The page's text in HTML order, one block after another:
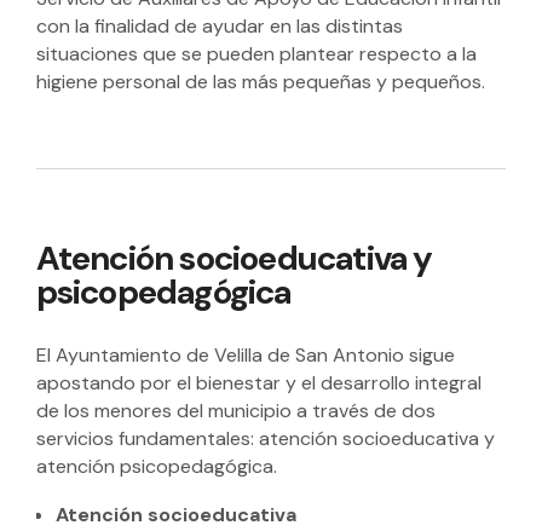
con la finalidad de ayudar en las distintas
situaciones que se pueden plantear respecto a la
higiene personal de las más pequeñas y pequeños.
Atención socioeducativa y
psicopedagógica
El Ayuntamiento de Velilla de San Antonio sigue
apostando por el bienestar y el desarrollo integral
de los menores del municipio a través de dos
servicios fundamentales: atención socioeducativa y
atención psicopedagógica.
Atención socioeducativa